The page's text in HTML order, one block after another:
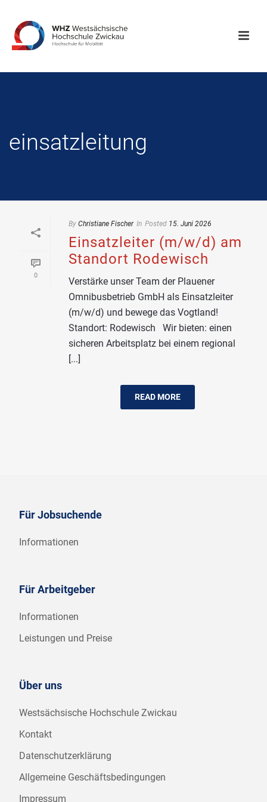
einsatzleitung
0
By Christiane Fischer In Posted 15. Juni 2026
Einsatzleiter (m/w/d) am
Standort Rodewisch
Verstärke unser Team der Plauener
Omnibusbetrieb GmbH als Einsatzleiter
(m/w/d) und bewege das Vogtland!
Standort: Rodewisch Wir bieten: einen
sicheren Arbeitsplatz bei einem regional
[...]
READ MORE
Für Jobsuchende
Informationen
Für Arbeitgeber
Informationen
Leistungen und Preise
Über uns
Westsächsische Hochschule Zwickau
Kontakt
Datenschutzerklärung
Allgemeine Geschäftsbedingungen
Impressum